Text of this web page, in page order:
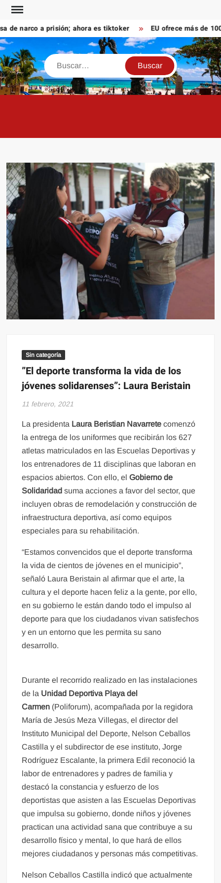
Saltar
contenido
narco a prisión; ahora es tiktoker EU ofrece más de 100
Buscar
Sin categoría
”El deporte transforma la vida de los
jóvenes solidarenses”: Laura Beristain
11 febrero, 2021
La presidenta Laura Beristian Navarrete comenzó
la entrega de los uniformes que recibirán los 627
atletas matriculados en las Escuelas Deportivas y
los entrenadores de 11 disciplinas que laboran en
espacios abiertos. Con ello, el Gobierno de
Solidaridad suma acciones a favor del sector, que
incluyen obras de remodelación y construcción de
infraestructura deportiva, así como equipos
especiales para su rehabilitación.
“Estamos convencidos que el deporte transforma
la vida de cientos de jóvenes en el municipio”,
señaló Laura Beristain al afirmar que el arte, la
cultura y el deporte hacen feliz a la gente, por ello,
en su gobierno le están dando todo el impulso al
deporte para que los ciudadanos vivan satisfechos
y en un entorno que les permita su sano
desarrollo.
Durante el recorrido realizado en las instalaciones
de la Unidad Deportiva Playa del
Carmen (Poliforum), acompañada por la regidora
María de Jesús Meza Villegas, el director del
Instituto Municipal del Deporte, Nelson Ceballos
Castilla y el subdirector de ese instituto, Jorge
Rodríguez Escalante, la primera Edil reconoció la
labor de entrenadores y padres de familia y
destacó la constancia y esfuerzo de los
deportistas que asisten a las Escuelas Deportivas
que impulsa su gobierno, donde niños y jóvenes
practican una actividad sana que contribuye a su
desarrollo físico y mental, lo que hará de ellos
mejores ciudadanos y personas más competitivas.
Nelson Ceballos Castilla indicó que actualmente